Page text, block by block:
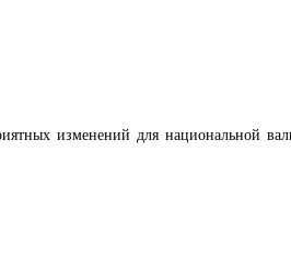
изменений для национальной